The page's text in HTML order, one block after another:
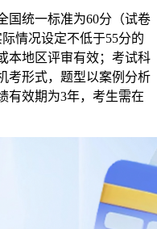
国统一标准为60分（试卷
情况设定不低于55分的
本地区评审有效；考试科
考形式，题型以案例分析
有效期为3年，考生需在